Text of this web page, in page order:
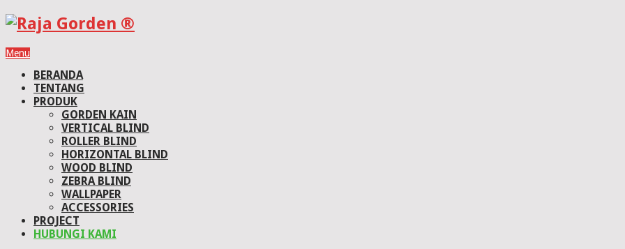
Menu
BERANDA
TENTANG
PRODUK
GORDEN KAIN
VERTICAL BLIND
ROLLER BLIND
HORIZONTAL BLIND
WOOD BLIND
ZEBRA BLIND
WALLPAPER
ACCESSORIES
PROJECT
HUBUNGI KAMI